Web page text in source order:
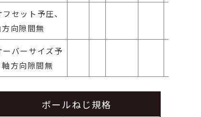
セット予圧、
向隙間無
ーバーサイズ予
方向隙間無
ボールねじ規格